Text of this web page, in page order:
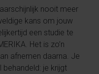
nooit meer
kans om jouw
een studie te
Het is zo’n
afnemen daarna. Je
je krijgt